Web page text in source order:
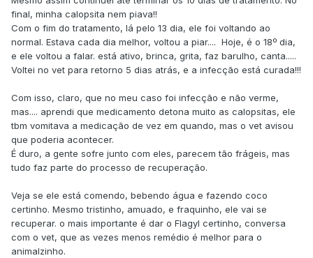
final, minha calopsita nem piava!!
Com o fim do tratamento, lá pelo 13 dia, ele foi voltando ao
normal. Estava cada dia melhor, voltou a piar.... Hoje, é o 18º dia,
e ele voltou a falar. está ativo, brinca, grita, faz barulho, canta.....
Voltei no vet para retorno 5 dias atrás, e a infecção está curada!!!
Com isso, claro, que no meu caso foi infecção e não verme,
mas.... aprendi que medicamento detona muito as calopsitas, ele
tbm vomitava a medicação de vez em quando, mas o vet avisou
que poderia acontecer.
É duro, a gente sofre junto com eles, parecem tão frágeis, mas
tudo faz parte do processo de recuperação.
Veja se ele está comendo, bebendo água e fazendo coco
certinho. Mesmo tristinho, amuado, e fraquinho, ele vai se
recuperar. o mais importante é dar o Flagyl certinho, conversa
com o vet, que as vezes menos remédio é melhor para o
animalzinho.